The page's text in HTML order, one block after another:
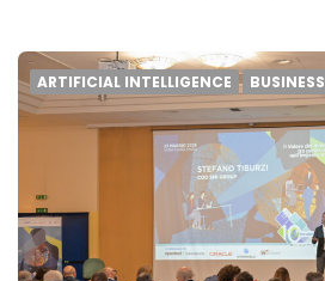
ARTIFICIAL INTELLIGENCE BUSINESS